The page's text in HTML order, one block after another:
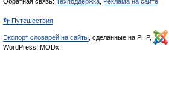
👣 Путешествия
Экспорт словарей на сайты , сделанные на PHP,
WordPress, MODx.